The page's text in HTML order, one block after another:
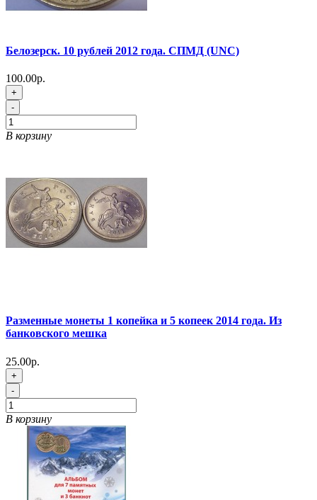
Белозерск. 10 рублей 2012 года. СПМД (UNC)
100.00р.
+
-
В корзину
Разменные монеты 1 копейка и 5 копеек 2014 года. Из
банковского мешка
25.00р.
+
-
В корзину